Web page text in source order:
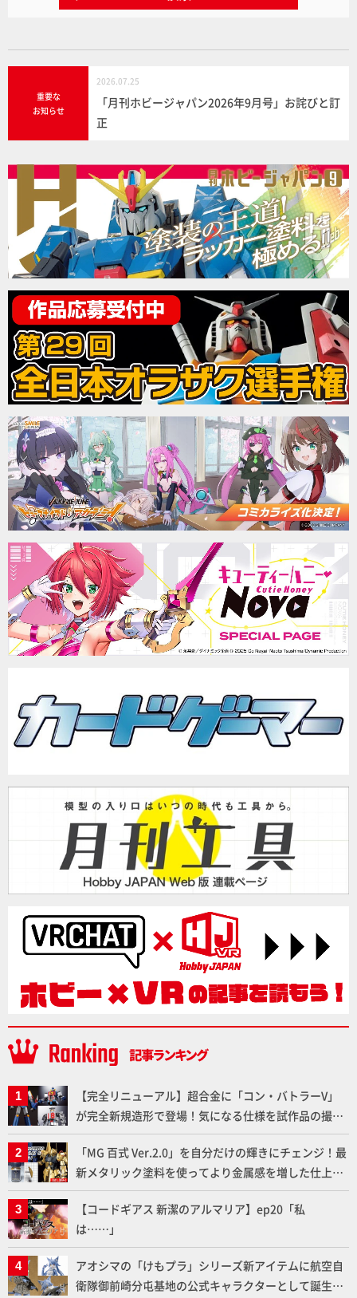
重要な
お知らせ
2026.07.25
「月刊ホビージャパン2026年9月号」お詫びと訂
正
【完全リニューアル】超合金に「コン・バトラーV」
が完全新規造形で登場！気になる仕様を試作品の撮り
下ろしでご紹介!!さらに「大鉄人17」＆「ワンエイ
ト」セット情報もお届け！【超合金の魂】
「MG 百式 Ver.2.0」を自分だけの輝きにチェンジ！最
新メタリック塗料を使ってより金属感を増した仕上が
りに!!【試し読み】
【コードギアス 新潔のアルマリア】ep20「私
は……」
アオシマの「けもプラ」シリーズ新アイテムに航空自
衛隊御前崎分屯基地の公式キャラクターとして誕生し